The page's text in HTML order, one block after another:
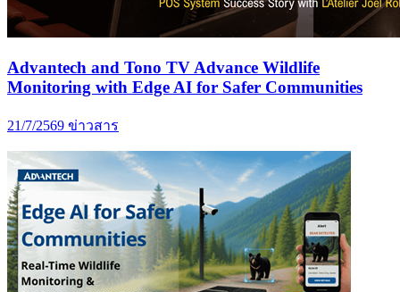
Advantech and Tono TV Advance Wildlife
Monitoring with Edge AI for Safer Communities
21/7/2569 ข่าวสาร